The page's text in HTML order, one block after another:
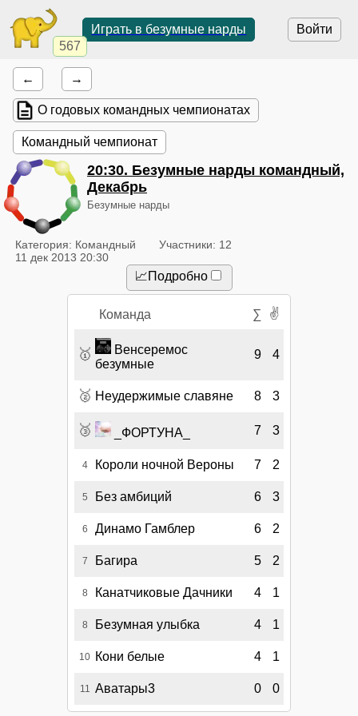
567
Войти
Играть в безумные нарды
← →
О годовых командных чемпионатах
Командный чемпионат
20:30. Безумные нарды командный,
Декабрь
Безумные нарды
Категория: Командный
Участники: 12
11 дек 2013 20:30
📈Подробно
Команда ∑ ✌
🥇
Венсеремос
безумные
9 4
🥈 Неудержимые славяне 8 3
🥉 _ФОРТУНА_ 7 3
4 Короли ночной Вероны 7 2
5 Без амбиций 6 3
6 Динамо Гамблер 6 2
7 Багира 5 2
8 Канатчиковые Дачники 4 1
8 Безумная улыбка 4 1
10 Кони белые 4 1
11 Аватары3 0 0